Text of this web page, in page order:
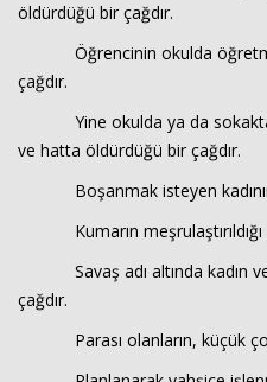
öldürdüğü bir çağdır.
Öğrencinin okulda
çağdır.
Yine okulda ya da sokakta
ve hatta öldürdüğü bir çağdır.
Boşanmak isteyen kadının
Kumarın meşrulaştırıldığı
Savaş adı altında kadın ve
çağdır.
Parası olanların, küçük